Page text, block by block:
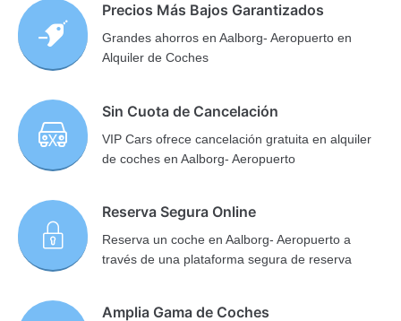
Precios Más Bajos Garantizados
Grandes ahorros en Aalborg- Aeropuerto en
Alquiler de Coches
Sin Cuota de Cancelación
VIP Cars ofrece cancelación gratuita en alquiler
de coches en Aalborg- Aeropuerto
Reserva Segura Online
Reserva un coche en Aalborg- Aeropuerto a
través de una plataforma segura de reserva
Amplia Gama de Coches